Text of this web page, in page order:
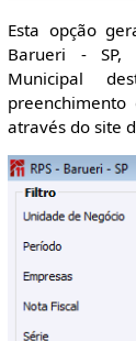
Esta opção
Barueri - SP,
Municipal
através do site